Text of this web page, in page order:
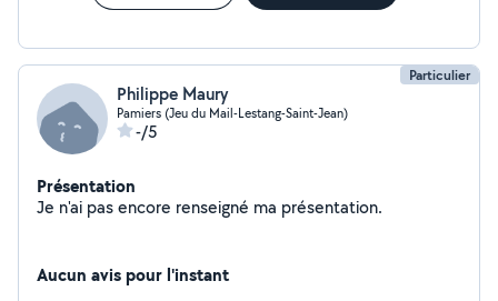
Particulier
Philippe Maury
Pamiers (Jeu du Mail-Lestang-Saint-Jean)
-/5
Présentation
Je n'ai pas encore renseigné ma présentation.
Aucun avis pour l'instant